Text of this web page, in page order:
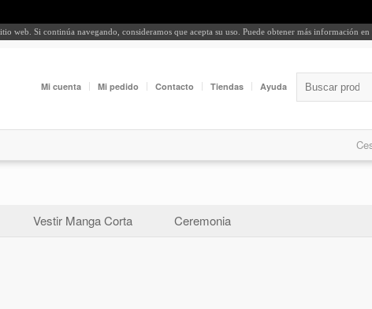
web. Si continúa navegando, consideramos que acepta su uso. Puede obtener más información en
Mi cuenta Mi pedido Contacto Tiendas Ayuda
Vestir Manga Corta Ceremonia